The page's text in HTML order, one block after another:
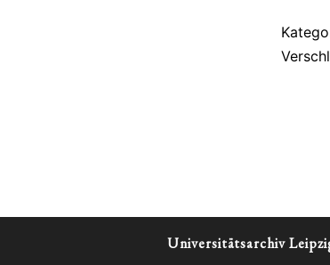
Universitätsarchiv